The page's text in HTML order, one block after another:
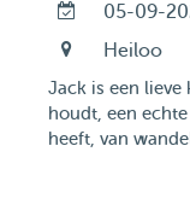
05-09-
Heiloo
Jack is een lieve
houdt, een
heeft, van